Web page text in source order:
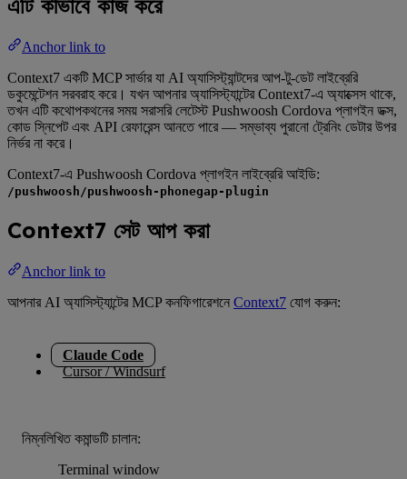
Anchor link to
Context7 একটি MCP সার্ভার যা AI অ্যাসিস্ট্যান্টদের আপ-টু-ডেট লাইব্রেরি
ডকুমেন্টেশন সরবরাহ করে। যখন আপনার অ্যাসিস্ট্যান্টের Context7-এ অ্যাক্সেস থাকে,
তখন এটি কথোপকথনের সময় সরাসরি লেটেস্ট Pushwoosh Cordova প্লাগইন ডক্স,
কোড স্নিপেট এবং API রেফারেন্স আনতে পারে — সম্ভাব্য পুরানো ট্রেনিং ডেটার উপর
নির্ভর না করে।
Context7-এ Pushwoosh Cordova প্লাগইন লাইব্রেরি আইডি:
/pushwoosh/pushwoosh-phonegap-plugin
Context7 সেট আপ করা
Anchor link to
আপনার AI অ্যাসিস্ট্যান্টের MCP কনফিগারেশনে Context7 যোগ করুন:
Claude Code
Cursor / Windsurf
নিম্নলিখিত কমান্ডটি চালান:
Terminal window